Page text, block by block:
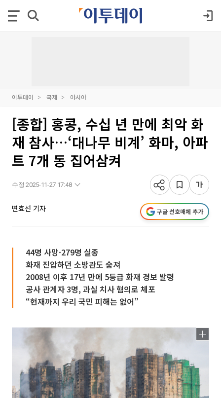
이투데이 국제 아시아
[종합] 홍콩, 수십 년 만에 최악 화
재 참사…‘대나무 비계’ 화마, 아파
트 7개 동 집어삼켜
수정 2025-11-27 17:48
변효선 기자 구글 선호매체 추가
44명 사망·279명 실종
화재 진압하던 소방관도 숨져
2008년 이후 17년 만에 5등급 화재 경보 발령
공사 관계자 3명, 과실 치사 혐의로 체포
“현재까지 우리 국민 피해는 없어”